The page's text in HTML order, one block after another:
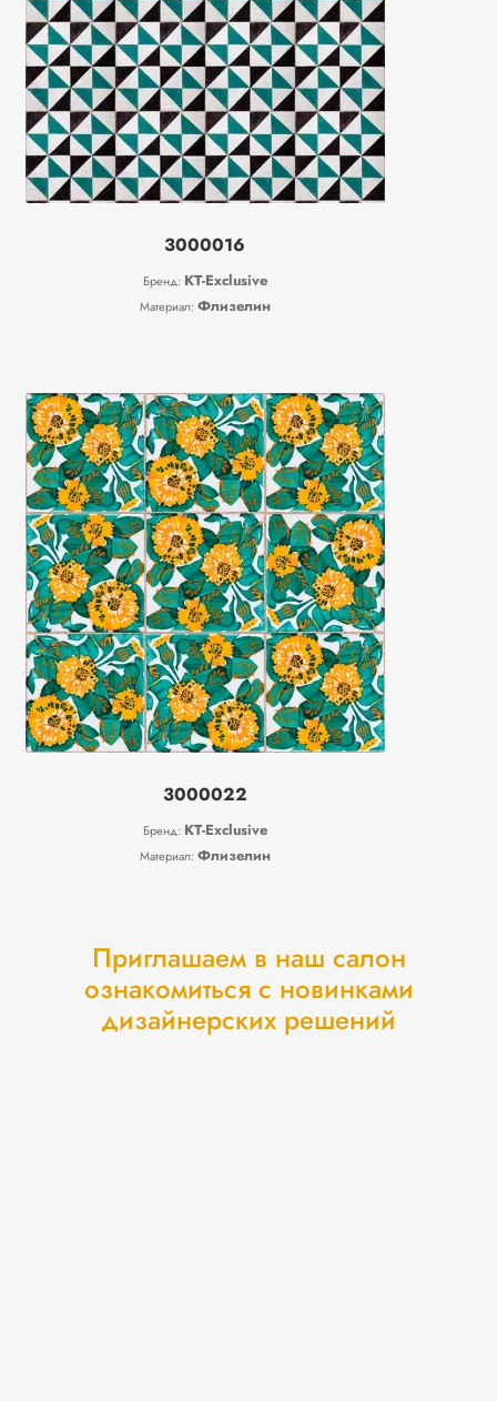
3000016
Бренд: KT-Exclusive
Материал: Флизелин
3000022
Бренд: KT-Exclusive
Материал: Флизелин
Приглашаем в наш салон
ознакомиться с новинками
дизайнерских решений